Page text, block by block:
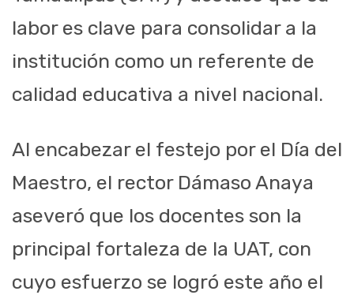
labor es clave para consolidar a la
institución como un referente de
calidad educativa a nivel nacional.
Al encabezar el festejo por el Día del
Maestro, el rector Dámaso Anaya
aseveró que los docentes son la
principal fortaleza de la UAT, con
cuyo esfuerzo se logró este año el